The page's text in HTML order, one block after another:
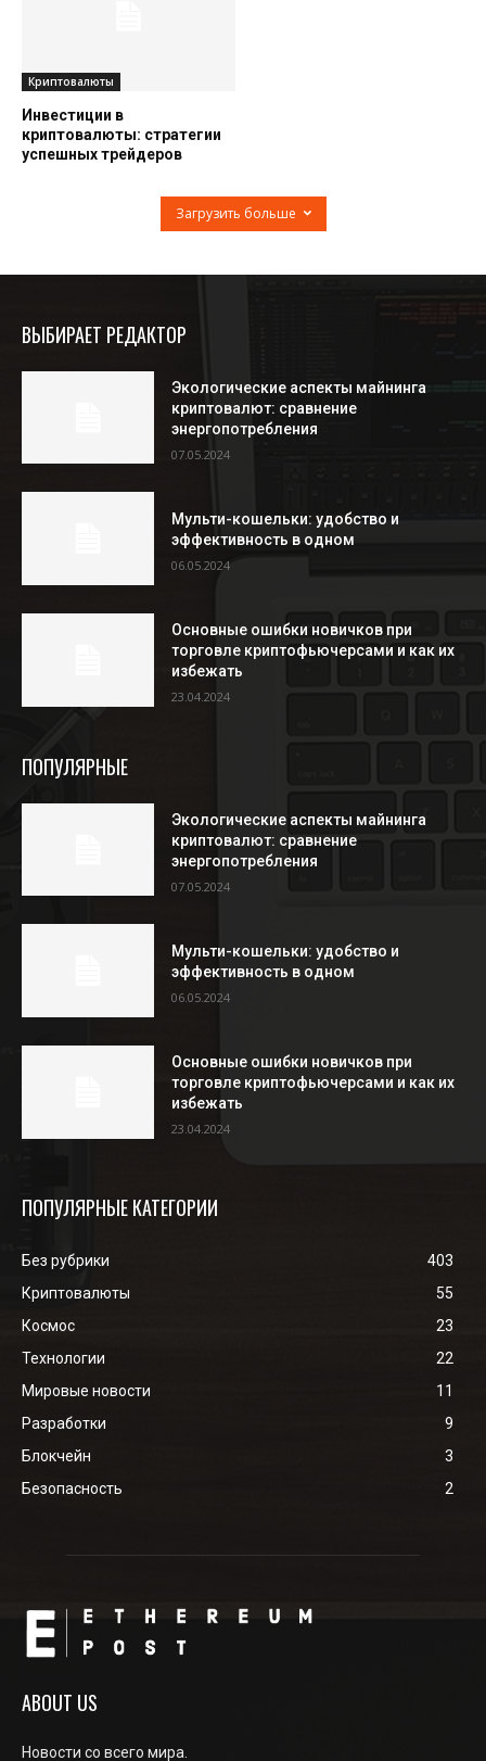
Криптовалюты
Инвестиции в
криптовалюты: стратегии
успешных трейдеров
Загрузить больше
ВЫБИРАЕТ РЕДАКТОР
Экологические аспекты майнинга
криптовалют: сравнение
энергопотребления
07.05.2024
Мульти-кошельки: удобство и
эффективность в одном
06.05.2024
Основные ошибки новичков при
торговле криптофьючерсами и как их
избежать
23.04.2024
ПОПУЛЯРНЫЕ
Экологические аспекты майнинга
криптовалют: сравнение
энергопотребления
07.05.2024
Мульти-кошельки: удобство и
эффективность в одном
06.05.2024
Основные ошибки новичков при
торговле криптофьючерсами и как их
избежать
23.04.2024
ПОПУЛЯРНЫЕ КАТЕГОРИИ
Без рубрики
403
Криптовалюты
55
Космос
23
Технологии
22
Мировые новости
11
Разработки
9
Блокчейн
3
Безопасность
2
ABOUT US
Новости со всего мира.